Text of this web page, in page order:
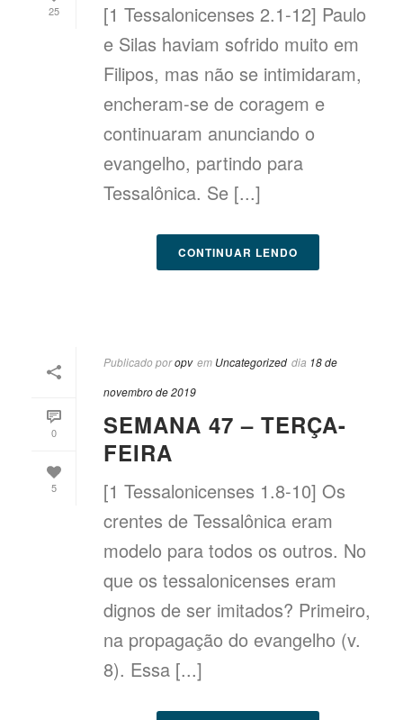
25
[1 Tessalonicenses 2.1-12] Paulo
e Silas haviam sofrido muito em
Filipos, mas não se intimidaram,
encheram-se de coragem e
continuaram anunciando o
evangelho, partindo para
Tessalônica. Se [...]
CONTINUAR LENDO
0
5
Publicado poropv em Uncategorized dia 18 de
novembro de 2019
SEMANA 47 – TERÇA-
FEIRA
[1 Tessalonicenses 1.8-10] Os
crentes de Tessalônica eram
modelo para todos os outros. No
que os tessalonicenses eram
dignos de ser imitados? Primeiro,
na propagação do evangelho (v.
8). Essa [...]